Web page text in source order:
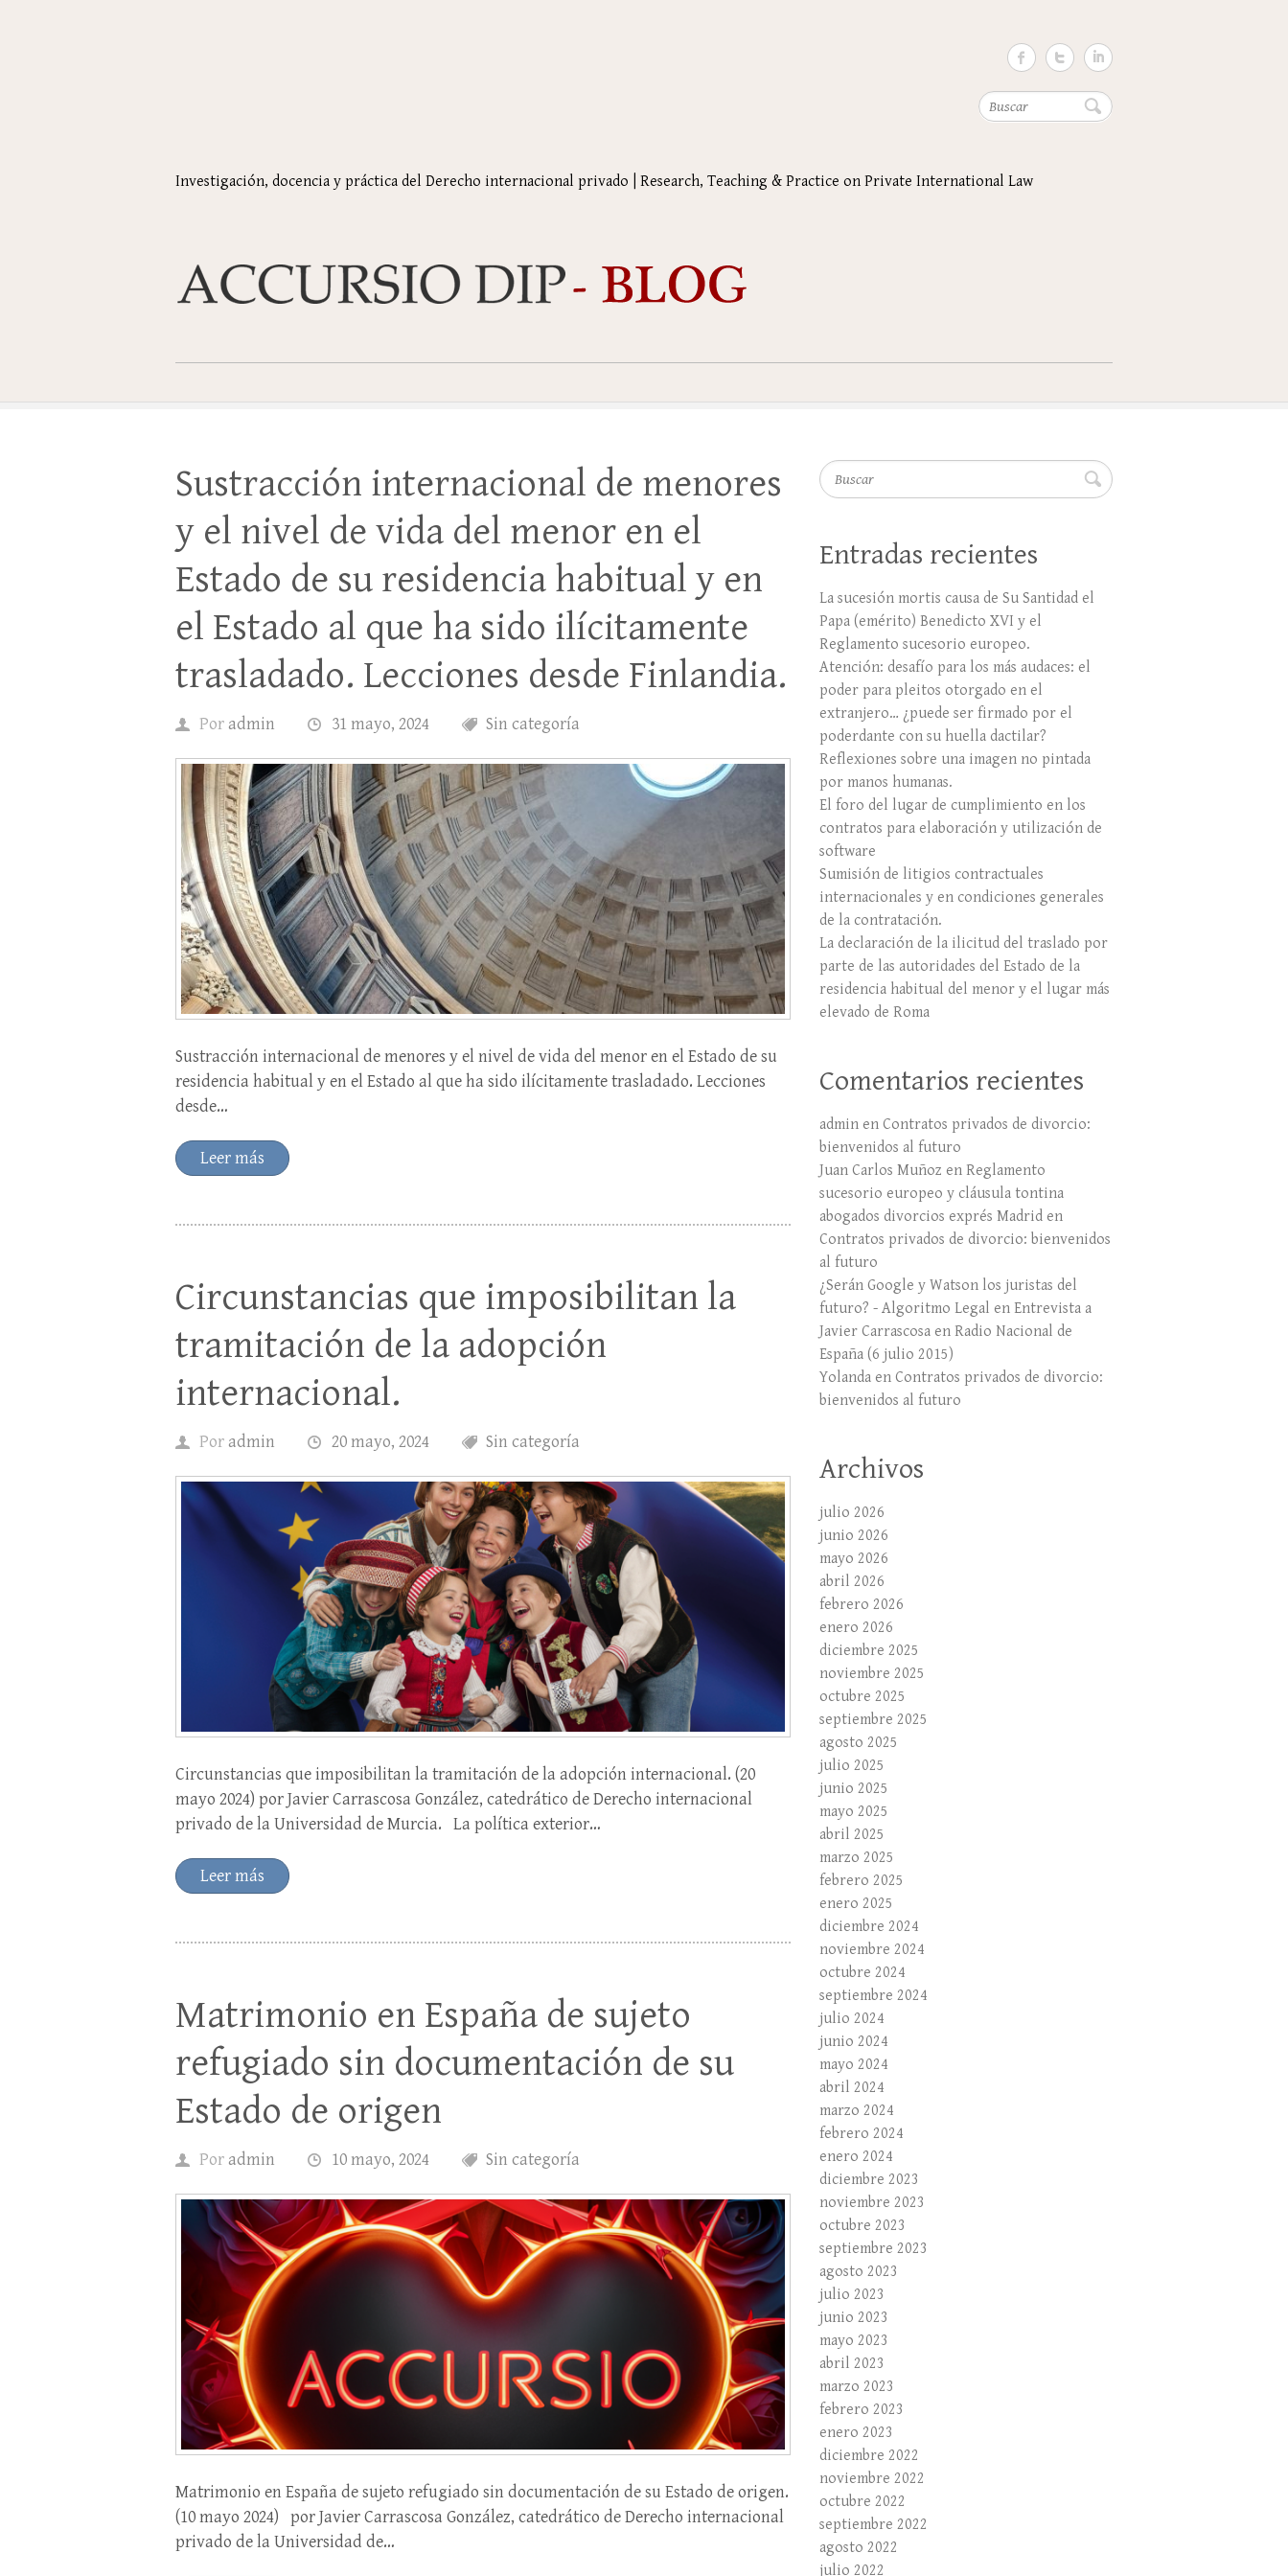
Buscar
Investigación, docencia y práctica del Derecho internacional privado | Research, Teaching & Practice on Private International Law
Sustracción internacional de menores
y el nivel de vida del menor en el
Estado de su residencia habitual y en
el Estado al que ha sido ilícitamente
trasladado. Lecciones desde Finlandia.
Por admin 31 mayo, 2024 Sin categoría
Sustracción internacional de menores y el nivel de vida del menor en el Estado de su
residencia habitual y en el Estado al que ha sido ilícitamente trasladado. Lecciones
desde…
Leer más
Circunstancias que imposibilitan la
tramitación de la adopción
internacional.
Por admin 20 mayo, 2024 Sin categoría
Circunstancias que imposibilitan la tramitación de la adopción internacional. (20
mayo 2024) por Javier Carrascosa González, catedrático de Derecho internacional
privado de la Universidad de Murcia. La política exterior…
Leer más
Matrimonio en España de sujeto
refugiado sin documentación de su
Estado de origen
Por admin 10 mayo, 2024 Sin categoría
Matrimonio en España de sujeto refugiado sin documentación de su Estado de origen.
(10 mayo 2024) por Javier Carrascosa González, catedrático de Derecho internacional
privado de la Universidad de…
Buscar
Entradas recientes
La sucesión mortis causa de Su Santidad el
Papa (emérito) Benedicto XVI y el
Reglamento sucesorio europeo.
Atención: desafío para los más audaces: el
poder para pleitos otorgado en el
extranjero… ¿puede ser firmado por el
poderdante con su huella dactilar?
Reflexiones sobre una imagen no pintada
por manos humanas.
El foro del lugar de cumplimiento en los
contratos para elaboración y utilización de
software
Sumisión de litigios contractuales
internacionales y en condiciones generales
de la contratación.
La declaración de la ilicitud del traslado por
parte de las autoridades del Estado de la
residencia habitual del menor y el lugar más
elevado de Roma
Comentarios recientes
adminen Contratos privados de divorcio:
bienvenidos al futuro
Juan Carlos Muñoz en Reglamento
sucesorio europeo y cláusula tontina
abogados divorcios exprés Madriden
Contratos privados de divorcio: bienvenidos
al futuro
¿Serán Google y Watson los juristas del
futuro? - Algoritmo Legal en Entrevista a
Javier Carrascosa en Radio Nacional de
España (6 julio 2015)
Yolandaen Contratos privados de divorcio:
bienvenidos al futuro
Archivos
julio 2026
junio 2026
mayo 2026
abril 2026
febrero 2026
enero 2026
diciembre 2025
noviembre 2025
octubre 2025
septiembre 2025
agosto 2025
julio 2025
junio 2025
mayo 2025
abril 2025
marzo 2025
febrero 2025
enero 2025
diciembre 2024
noviembre 2024
octubre 2024
septiembre 2024
julio 2024
junio 2024
mayo 2024
abril 2024
marzo 2024
febrero 2024
enero 2024
diciembre 2023
noviembre 2023
octubre 2023
septiembre 2023
agosto 2023
julio 2023
junio 2023
mayo 2023
abril 2023
marzo 2023
febrero 2023
enero 2023
diciembre 2022
noviembre 2022
octubre 2022
septiembre 2022
agosto 2022
julio 2022